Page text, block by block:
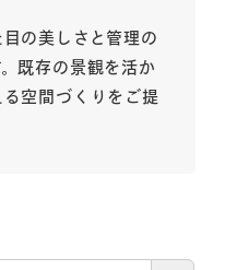
の美しさと管理の
既存の景観を活か
空間づくりをご提